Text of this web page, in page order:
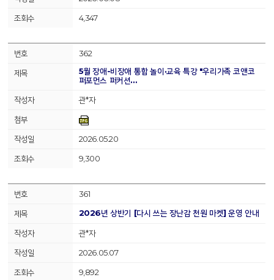
4,347
362
5월 장애-비장애 통합 놀이·교육 특강 "우리가족 코앤코
퍼포먼스 퍼커션…
관*자
2026.05.20
9,300
361
2026년 상반기 [다시 쓰는 장난감 천원 마켓] 운영 안내
관*자
2026.05.07
9,892